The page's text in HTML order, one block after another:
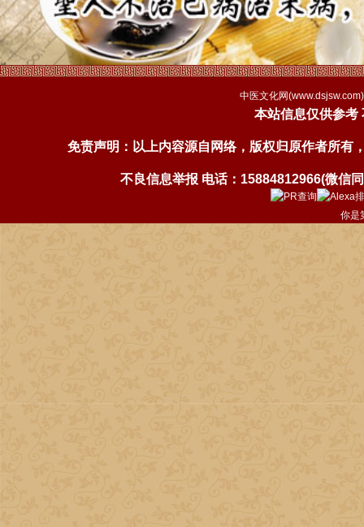
中医文化网(www.dsjsw.com
本站信息仅供参考
免责声明：以上内容源自网络，版权归原作者所有
不良信息举报 电话：15884812966(微
你是